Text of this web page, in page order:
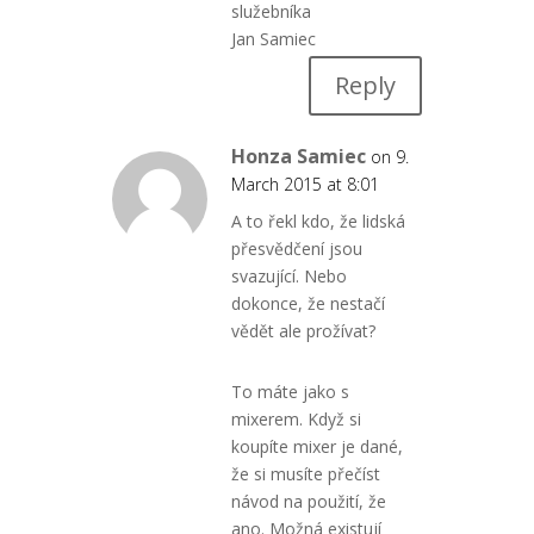
služebníka
Jan Samiec
Reply
Honza Samiec on 9.
March 2015 at 8:01
A to řekl kdo, že lidská
přesvědčení jsou
svazující. Nebo
dokonce, že nestačí
vědět ale prožívat?
To máte jako s
mixerem. Když si
koupíte mixer je dané,
že si musíte přečíst
návod na použití, že
ano. Možná existují